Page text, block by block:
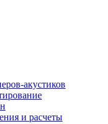
акустиков
и расчеты